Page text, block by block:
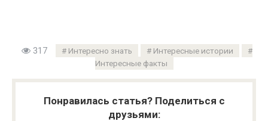
317 Интересно знать
Интересные истории
Интересные факты
Понравилась статья? Поделиться с
друзьями: